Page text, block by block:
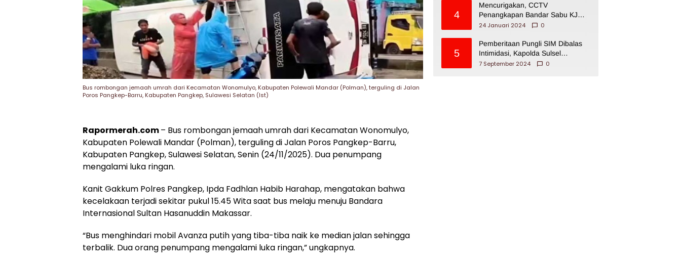
Bus rombongan jemaah umrah dari Kecamatan Wonomulyo, Kabupaten Polewali Mandar (Polman), terguling di Jalan
Poros Pangkep-Barru, Kabupaten Pangkep, Sulawesi Selatan (Ist)
Rapormerah.com– Bus rombongan jemaah umrah dari Kecamatan Wonomulyo,
Kabupaten Polewali Mandar (Polman), terguling di Jalan Poros Pangkep-Barru,
Kabupaten Pangkep, Sulawesi Selatan, Senin (24/11/2025). Dua penumpang
mengalami luka ringan.
Kanit Gakkum Polres Pangkep, Ipda Fadhlan Habib Harahap, mengatakan bahwa
kecelakaan terjadi sekitar pukul 15.45 Wita saat bus melaju menuju Bandara
Internasional Sultan Hasanuddin Makassar.
“Bus menghindari mobil Avanza putih yang tiba-tiba naik ke median jalan sehingga
terbalik. Dua orang penumpang mengalami luka ringan,” ungkapnya.
4
Mencurigakan, CCTV
Penangkapan Bandar Sabu KJ
Disita Oknum BNNP Sulsel
24 Januari 2024 0
5
Pemberitaan Pungli SIM Dibalas
Intimidasi, Kapolda Sulsel
Dikecam PJI Sulsel
7 September 2024 0